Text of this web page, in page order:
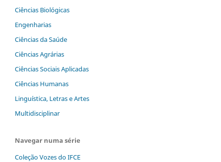
Ciências Biológicas
Engenharias
Ciências da Saúde
Ciências Agrárias
Ciências Sociais Aplicadas
Ciências Humanas
Linguística, Letras e Artes
Multidisciplinar
Navegar numa série
Coleção Vozes do IFCE